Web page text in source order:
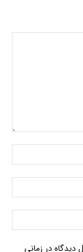
دیدگاه در زمانی